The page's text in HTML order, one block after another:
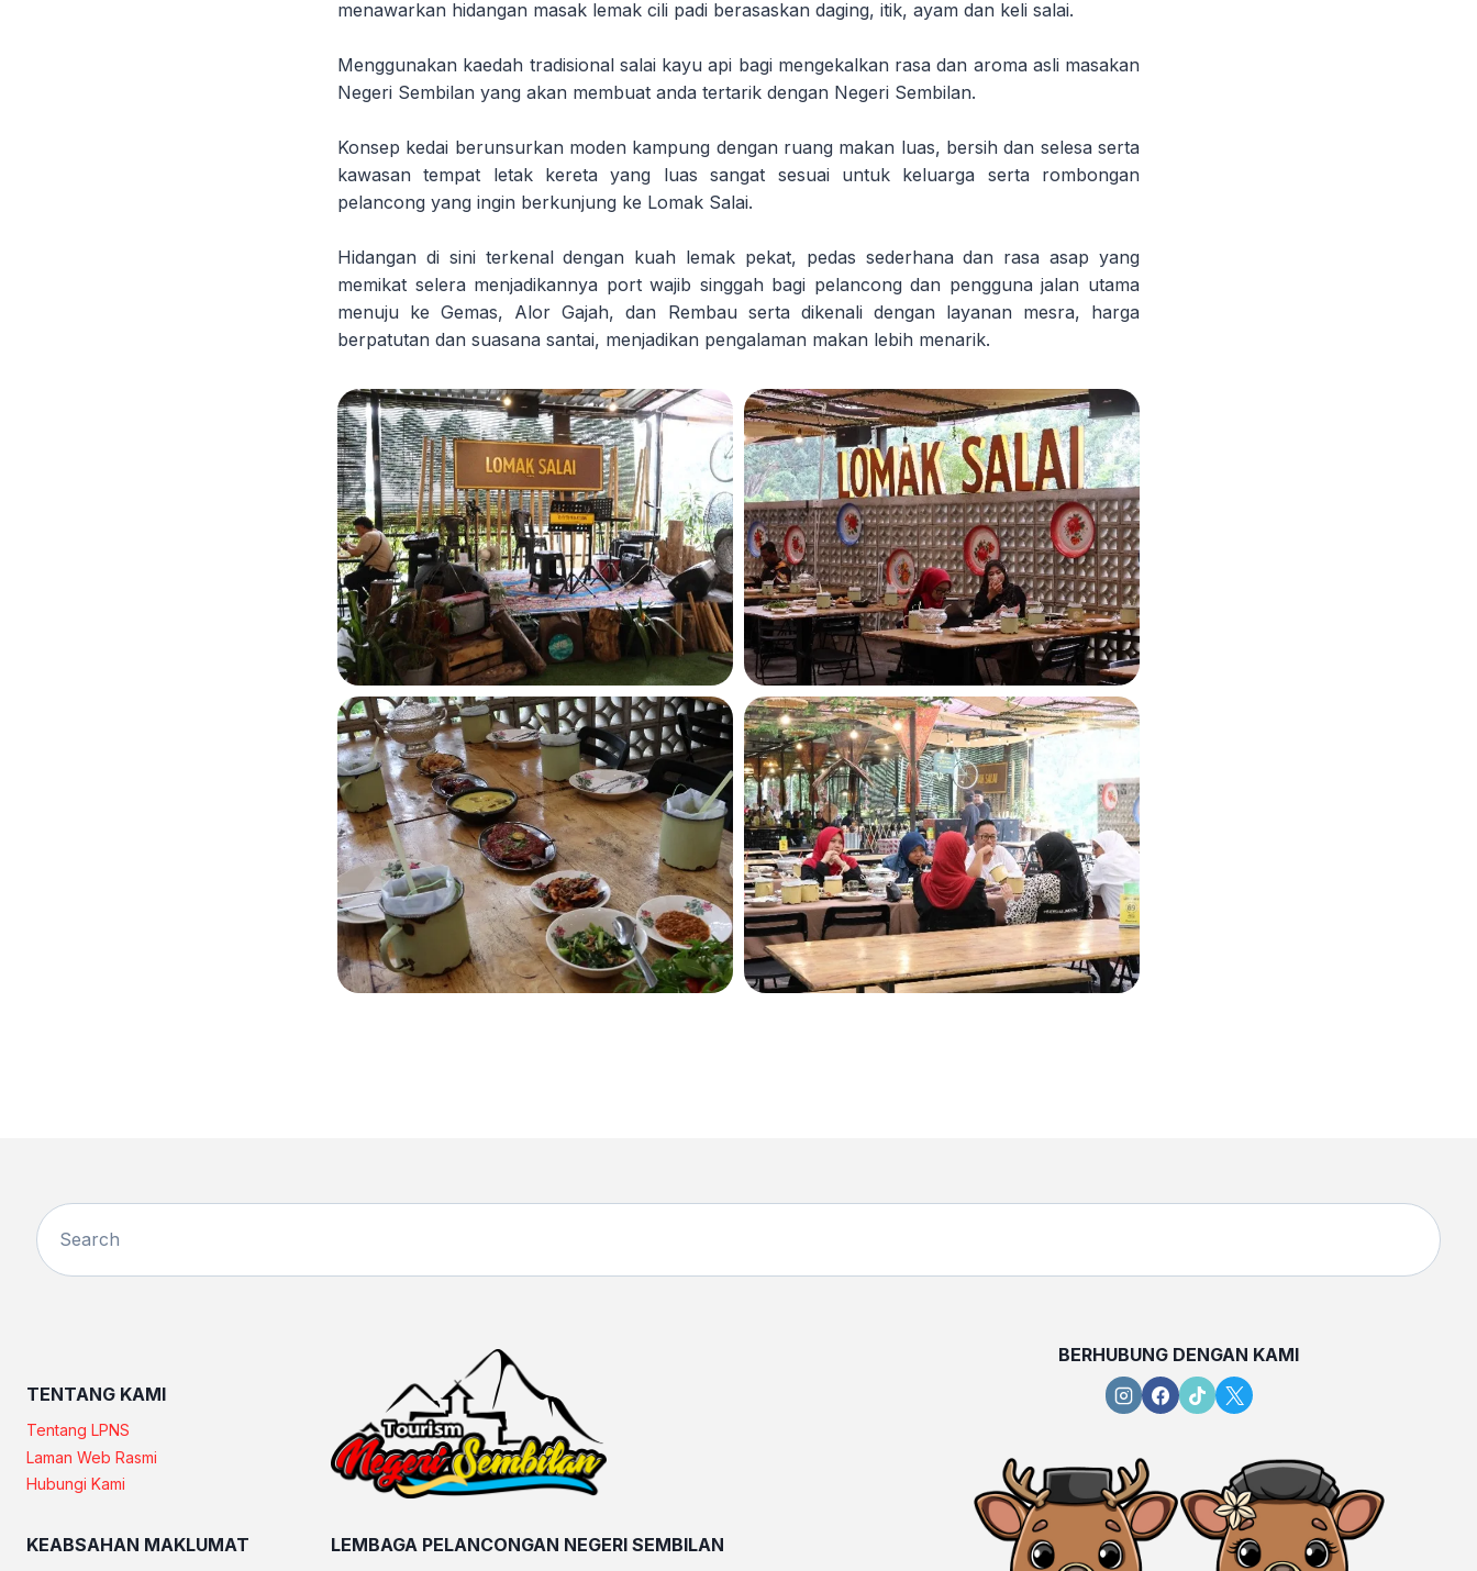
menawarkan hidangan masak lemak cili padi berasaskan daging, itik, ayam dan keli salai.
Menggunakan kaedah tradisional salai kayu api bagi mengekalkan rasa dan aroma asli masakan
Negeri Sembilan yang akan membuat anda tertarik dengan Negeri Sembilan.
Konsep kedai berunsurkan moden kampung dengan ruang makan luas, bersih dan selesa serta
kawasan tempat letak kereta yang luas sangat sesuai untuk keluarga serta rombongan
pelancong yang ingin berkunjung ke Lomak Salai.
Hidangan di sini terkenal dengan kuah lemak pekat, pedas sederhana dan rasa asap yang
memikat selera menjadikannya port wajib singgah bagi pelancong dan pengguna jalan utama
menuju ke Gemas, Alor Gajah, dan Rembau serta dikenali dengan layanan mesra, harga
berpatutan dan suasana santai, menjadikan pengalaman makan lebih menarik.
TENTANG KAMI
Tentang LPNS
Laman Web Rasmi
Hubungi Kami
KEABSAHAN MAKLUMAT LEMBAGA PELANCONGAN NEGERI SEMBILAN
BERHUBUNG DENGAN KAMI